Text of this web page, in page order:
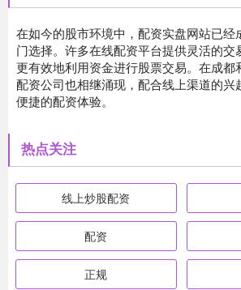
在如今的股市环境中，配资实盘网站已经
门选择。许多在线配资平台提供灵活的交
更有效地利用资金进行股票交易。在成都
配资公司也相继涌现，配合线上渠道的兴
便捷的配资体验。
热点关注
线上炒股配资
配资
正规